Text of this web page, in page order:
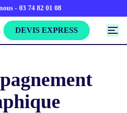
- 03 74 82 01 08
DEVIS EXPRESS